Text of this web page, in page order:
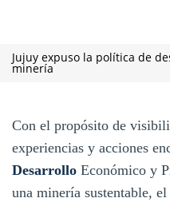
Jujuy expuso la política de
minería
Con el propósito de
experiencias y acciones
Desarrollo Económico y
una minería sustentable,